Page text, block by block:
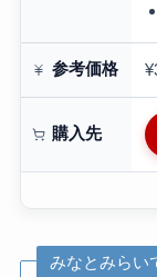
参考価格
購入先
みなとみらい